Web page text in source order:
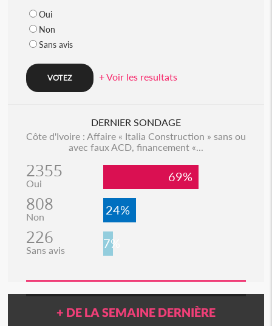
Oui
Non
Sans avis
+ Voir les resultats
DERNIER SONDAGE
Côte d'Ivoire : Affaire « Italia Construction » sans ou
avec faux ACD, financement «...
2355
Oui 69%
808
Non 24%
226
Sans avis 7%
+ DE LA SEMAINE DERNIÈRE